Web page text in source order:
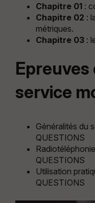
Chapitre 01 :
Chapitre 02 :
métriques.
Chapitre 03:
Epreuves
service
Généralités du
QUESTIONS
QUESTIONS
Utilisation
QUESTIONS